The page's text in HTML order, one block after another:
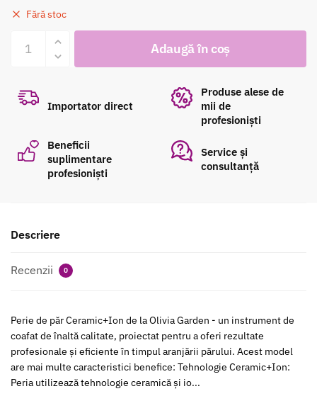
Fără stoc
Perie
păr
Ceramic+Ion
Garden
55
Adaugă în coș
Importator direct
Produse alese de
mii de
profesioniști
Beneficii
suplimentare
profesioniști
Service și
consultanță
Descriere
Recenzii 0
Perie de păr Ceramic+Ion de la Olivia Garden - un instrument de
coafat de înaltă calitate, proiectat pentru a oferi rezultate
profesionale și eficiente în timpul aranjării părului. Acest model
are mai multe caracteristici benefice: Tehnologie Ceramic+Ion:
Peria utilizează tehnologie ceramică și io...